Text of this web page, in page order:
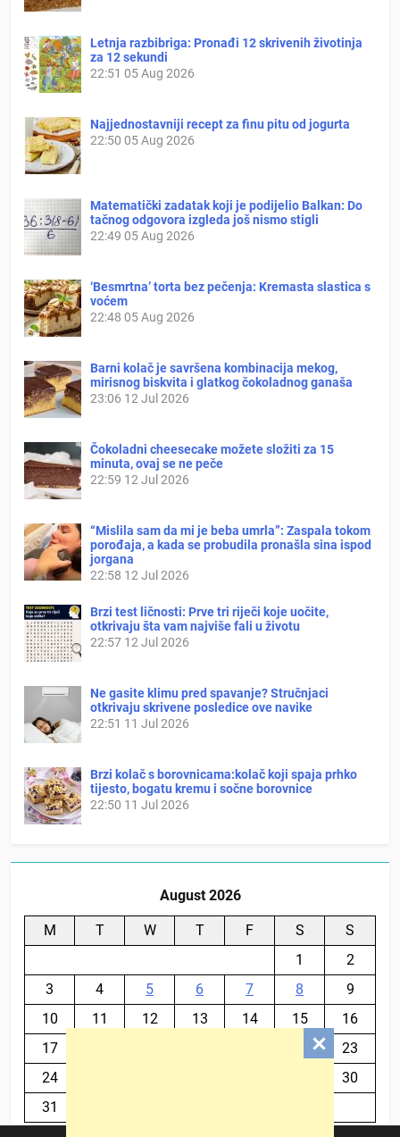
Letnja razbibriga: Pronađi 12 skrivenih životinja
za 12 sekundi
22:51 05 Aug 2026
Najjednostavniji recept za finu pitu od jogurta
22:50 05 Aug 2026
Matematički zadatak koji je podijelio Balkan: Do
tačnog odgovora izgleda još nismo stigli
22:49 05 Aug 2026
‘Besmrtna’ torta bez pečenja: Kremasta slastica s
voćem
22:48 05 Aug 2026
Barni kolač je savršena kombinacija mekog,
mirisnog biskvita i glatkog čokoladnog ganaša
23:06 12 Jul 2026
Čokoladni cheesecake možete složiti za 15
minuta, ovaj se ne peče
22:59 12 Jul 2026
“Mislila sam da mi je beba umrla”: Zaspala tokom
porođaja, a kada se probudila pronašla sina ispod
jorgana
22:58 12 Jul 2026
Brzi test ličnosti: Prve tri riječi koje uočite,
otkrivaju šta vam najviše fali u životu
22:57 12 Jul 2026
Ne gasite klimu pred spavanje? Stručnjaci
otkrivaju skrivene posledice ove navike
22:51 11 Jul 2026
Brzi kolač s borovnicama:kolač koji spaja prhko
tijesto, bogatu kremu i sočne borovnice
22:50 11 Jul 2026
August 2026
M T W T F S
S
1
2
3
4 5 6 7 8
9
10
11 12 13 14 15
16
17
23
24
30
31